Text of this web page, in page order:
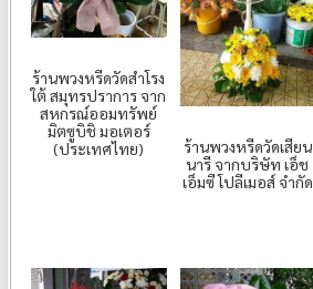
ร้านพวงหรีดวัดสำโรง
ใต้ สมุทรปราการ จาก
สหกรณ์ออมทรัพย์
มิตซูบิชิ มอเตอร์
(ประเทศไทย)
ร้านพวงหรีดวัดเสียน
นารี จากบริษัท เอ็ช
เอ็มซี โปลีเมอส์ จำกัด